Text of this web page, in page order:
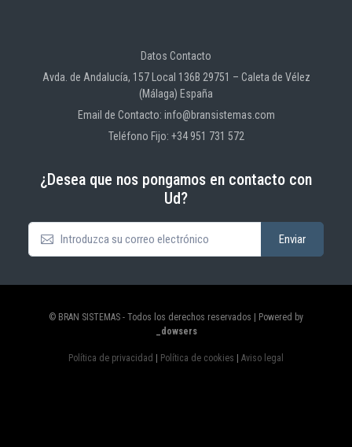
Datos Contacto
Avda. de Andalucía, 157 Local 136B 29751 – Caleta de Vélez
(Málaga) España
Email de Contacto: info@bransistemas.com
Teléfono Fijo: +34 951 731 572
¿Desea que nos pongamos en contacto con
Ud?
© BRAN SISTEMAS - Todos los derechos reservados | Powered by
_dowsers
Política de privacidad Política de cookies Aviso legal